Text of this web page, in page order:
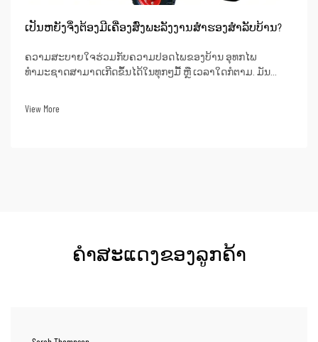
ເປັນຫຍັງຈຶ່ງຕ້ອງມີເຄື່ອງສົ່ງພະລັງງານສຳຮອງສຳລັບບ້ານ?
ຄວາມສະບາຍໃຈຮ່ວມກັບຄວາມປອດໄພຂອງບ້ານ ອຸທກໄພ
ທຳມະຊາດສາມາດເກີດຂຶ້ນໄດ້ໃນທຸກໆມື້ ຫຼື ເວລາໃດກໍຕາມ. ມັນ
View More
ຄຳສະແດງຂອງລູກຄ້າ